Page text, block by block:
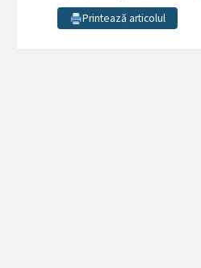
Printează articolul